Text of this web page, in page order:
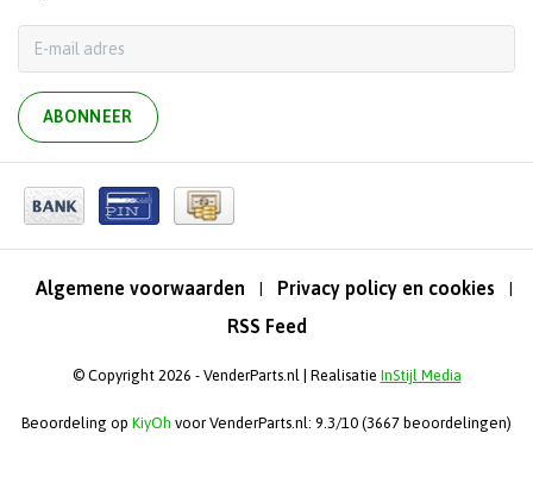
ABONNEER
Algemene voorwaarden | Privacy policy en cookies |
RSS Feed
© Copyright 2026 - VenderParts.nl | Realisatie InStijl Media
Beoordeling op KiyOh voor VenderParts.nl: 9.3/10 (3667 beoordelingen)